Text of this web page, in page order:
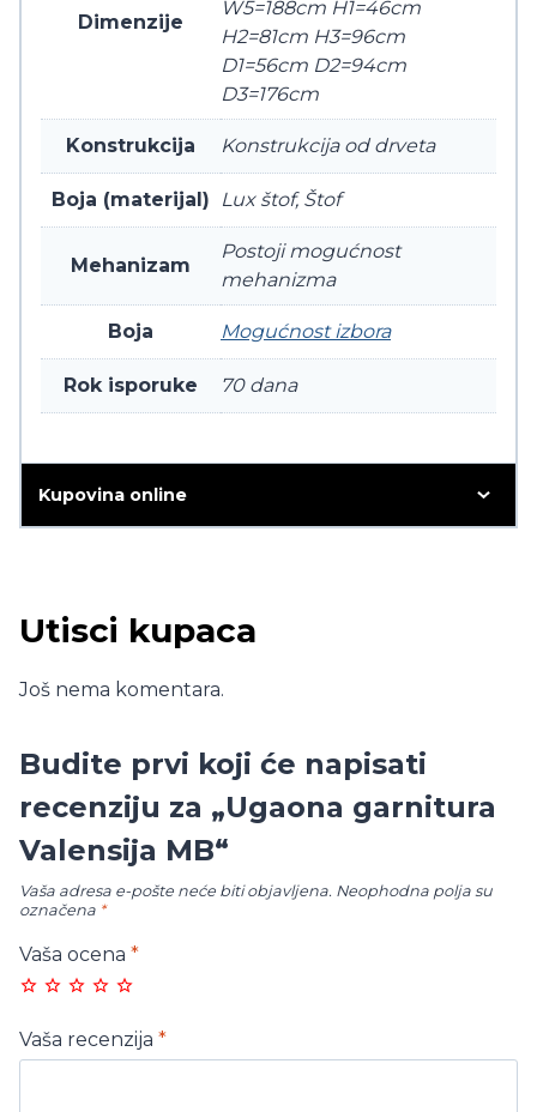
Dimenzije
W5=188cm H1=46cm
H2=81cm H3=96cm
D1=56cm D2=94cm
D3=176cm
Konstrukcija Konstrukcija od drveta
Boja (materijal) Lux štof, Štof
Mehanizam
Postoji mogućnost
mehanizma
Boja Mogućnost izbora
Rok isporuke 70 dana
Kupovina online
Utisci kupaca
Još nema komentara.
Budite prvi koji će napisati
recenziju za „Ugaona garnitura
Valensija MB“
Vaša adresa e-pošte neće biti objavljena. Neophodna polja su
označena *
Vaša ocena *
Vaša recenzija *